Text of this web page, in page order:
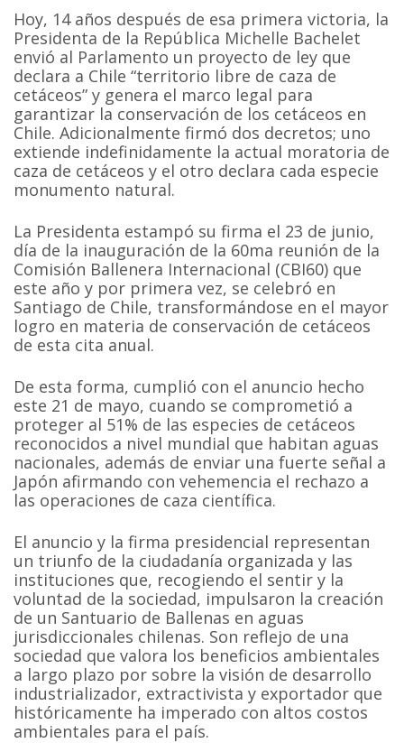
Hoy, 14 años después de esa primera victoria, la
Presidenta de la República Michelle Bachelet
envió al Parlamento un proyecto de ley que
declara a Chile “territorio libre de caza de
cetáceos” y genera el marco legal para
garantizar la conservación de los cetáceos en
Chile. Adicionalmente firmó dos decretos; uno
extiende indefinidamente la actual moratoria de
caza de cetáceos y el otro declara cada especie
monumento natural.
La Presidenta estampó su firma el 23 de junio,
día de la inauguración de la 60ma reunión de la
Comisión Ballenera Internacional (CBI60) que
este año y por primera vez, se celebró en
Santiago de Chile, transformándose en el mayor
logro en materia de conservación de cetáceos
de esta cita anual.
De esta forma, cumplió con el anuncio hecho
este 21 de mayo, cuando se comprometió a
proteger al 51% de las especies de cetáceos
reconocidos a nivel mundial que habitan aguas
nacionales, además de enviar una fuerte señal a
Japón afirmando con vehemencia el rechazo a
las operaciones de caza científica.
El anuncio y la firma presidencial representan
un triunfo de la ciudadanía organizada y las
instituciones que, recogiendo el sentir y la
voluntad de la sociedad, impulsaron la creación
de un Santuario de Ballenas en aguas
jurisdiccionales chilenas. Son reflejo de una
sociedad que valora los beneficios ambientales
a largo plazo por sobre la visión de desarrollo
industrializador, extractivista y exportador que
históricamente ha imperado con altos costos
ambientales para el país.